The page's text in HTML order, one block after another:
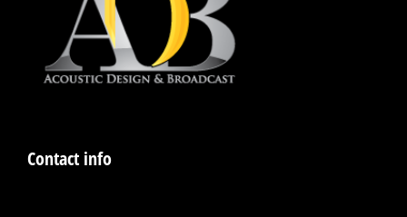
Contact info